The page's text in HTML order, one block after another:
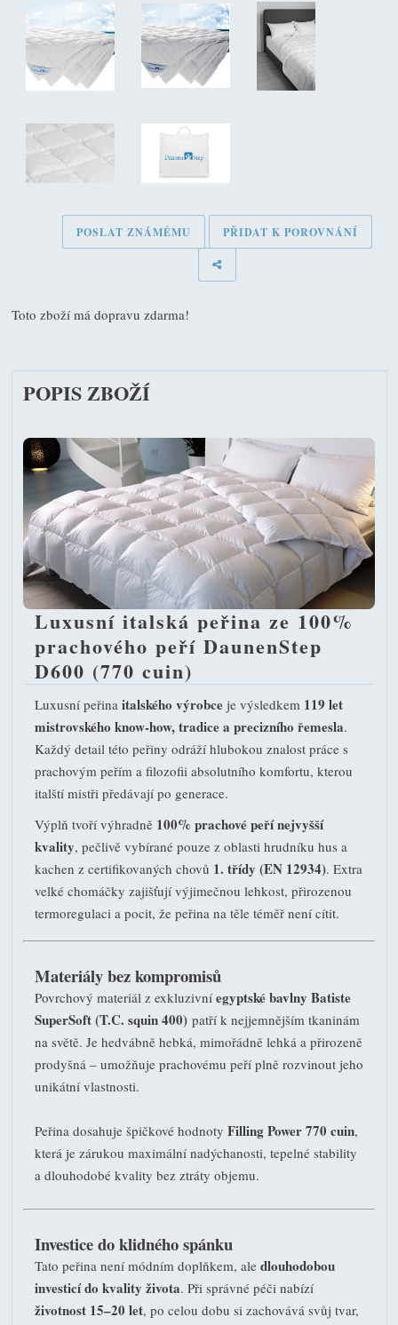
POSLAT ZNÁMÉMU PŘIDAT K POROVNÁNÍ
Toto zboží má dopravu zdarma!
POPIS ZBOŽÍ
Luxusní italská peřina ze 100%
prachového peří DaunenStep
D600 (770 cuin)
Luxusní peřina italského výrobceje výsledkem 119 let
mistrovského know-how, tradice a precizního řemesla.
Každý detail této peřiny odráží hlubokou znalost práce s
prachovým peřím a filozofii absolutního komfortu, kterou
italští mistři předávají po generace.
Výplň tvoří výhradně 100% prachové peří nejvyšší
kvality, pečlivě vybírané pouze z oblasti hrudníku hus a
kachen z certifikovaných chovů 1. třídy (EN 12934). Extra
velké chomáčky zajišťují výjimečnou lehkost, přirozenou
termoregulaci a pocit, že peřina na těle téměř není cítit.
Materiály bez kompromisů
Povrchový materiál z exkluzivní egyptské bavlny Batiste
SuperSoft (T.C. squin 400)patří k nejjemnějším tkaninám
na světě. Je hedvábně hebká, mimořádně lehká a přirozeně
prodyšná – umožňuje prachovému peří plně rozvinout jeho
unikátní vlastnosti.
Peřina dosahuje špičkové hodnoty Filling Power 770 cuin,
která je zárukou maximální nadýchanosti, tepelné stability
a dlouhodobé kvality bez ztráty objemu.
Investice do klidného spánku
Tato peřina není módním doplňkem, ale dlouhodobou
investicí do kvality života. Při správné péči nabízí
životnost 15–20 let, po celou dobu si zachovává svůj tvar,